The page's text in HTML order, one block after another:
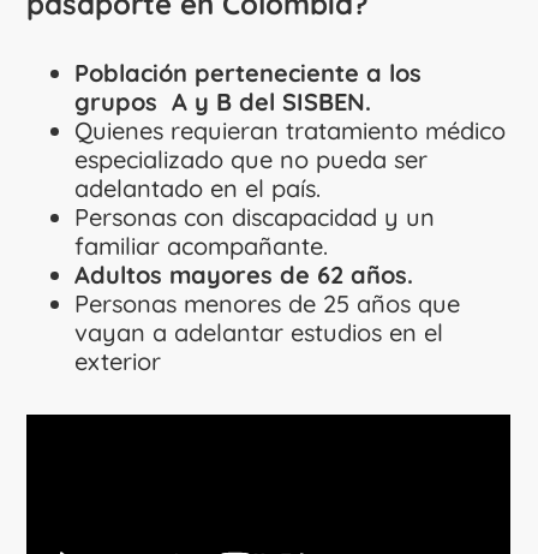
Población perteneciente a los
grupos A y B del SISBEN.
Quienes requieran tratamiento médico
especializado que no pueda ser
adelantado en el país.
Personas con discapacidad y un
familiar acompañante.
Adultos mayores de 62 años.
Personas menores de 25 años que
vayan a adelantar estudios en el
exterior